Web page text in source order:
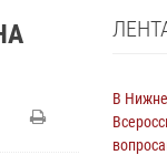
В